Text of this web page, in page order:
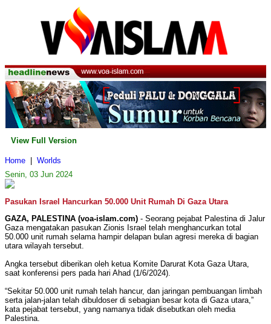
View Full Version
Home
Worlds
Senin, 03 Jun 2024
Pasukan Israel Hancurkan 50.000 Unit Rumah Di Gaza Utara
GAZA, PALESTINA (voa-islam.com) - Seorang pejabat Palestina di Jalur
Gaza mengatakan pasukan Zionis Israel telah menghancurkan total
50.000 unit rumah selama hampir delapan bulan agresi mereka di bagian
utara wilayah tersebut.
Angka tersebut diberikan oleh ketua Komite Darurat Kota Gaza Utara,
saat konferensi pers pada hari Ahad (1/6/2024).
“Sekitar 50.000 unit rumah telah hancur, dan jaringan pembuangan limbah
serta jalan-jalan telah dibuldoser di sebagian besar kota di Gaza utara,”
kata pejabat tersebut, yang namanya tidak disebutkan oleh media
Palestina.